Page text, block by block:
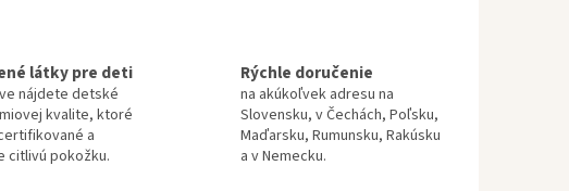
látky pre deti
nájdete detské
kvalite, ktoré
a
citlivú pokožku.
Rýchle doručenie
na akúkoľvek adresu na
Slovensku, v Čechách, Poľsku,
Maďarsku, Rumunsku, Rakúsku
a v Nemecku.